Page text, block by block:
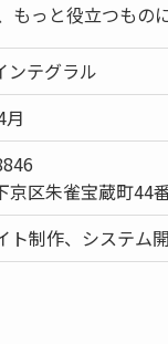
っと役立つもの
ンテグラル
月
京区朱雀宝蔵町44
ト制作、システム